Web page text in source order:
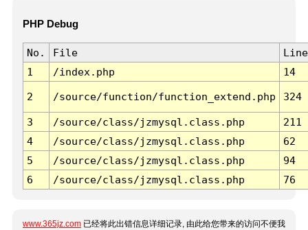
PHP Debug
No. File
Line
1
/index.php 14
2 /source/function/function_extend.php 324
3 /source/class/jzmysql.class.php
211
4
/source/class/jzmysql.class.php
62
5
/source/class/jzmysql.class.php
94
6
/source/class/jzmysql.class.php 76
www.365jz.com 已经将此出错信息详细记录, 由此给您带来的访问不便我